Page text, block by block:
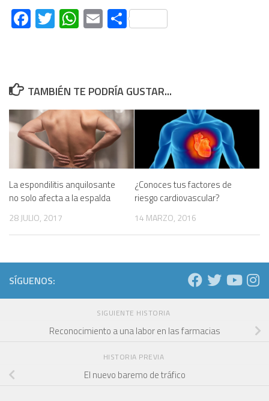
Facebook
Twitter
WhatsApp
EmailCompartir
TAMBIÉN TE PODRÍA GUSTAR...
La espondilitis anquilosante
no solo afecta a la espalda
28 JULIO, 2017
¿Conoces tus factores de
riesgo cardiovascular?
14 MARZO, 2016
SÍGUENOS:
SIGUIENTE HISTORIA
Reconocimiento a una labor en las farmacias
HISTORIA PREVIA
El nuevo baremo de tráfico